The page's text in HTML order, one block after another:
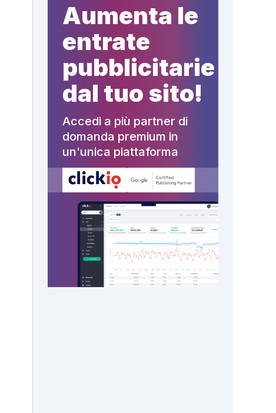
Aumenta le
entrate
pubblicitarie
dal tuo sito!
Accedi a più partner di
domanda premium in
un'unica piattaforma